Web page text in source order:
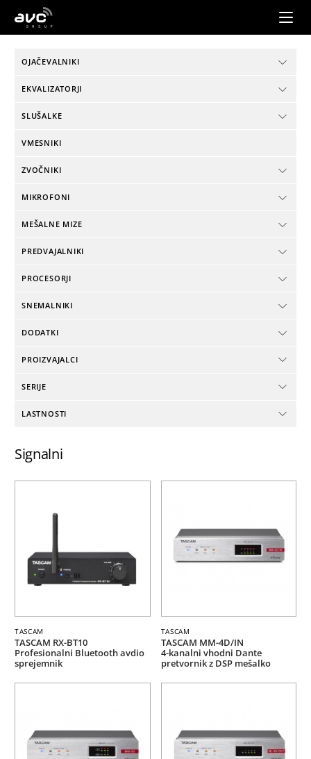
AVC
OJAČEVALNIKI
EKVALIZATORJI
SLUŠALKE
VMESNIKI
ZVOČNIKI
MIKROFONI
MEŠALNE MIZE
PREDVAJALNIKI
PROCESORJI
SNEMALNIKI
DODATKI
PROIZVAJALCI
SERIJE
LASTNOSTI
Signalni
TASCAM
TASCAM RX-BT10
Profesionalni Bluetooth avdio
sprejemnik
TASCAM
TASCAM MM-4D/IN
4-kanalni vhodni Dante
pretvornik z DSP mešalko